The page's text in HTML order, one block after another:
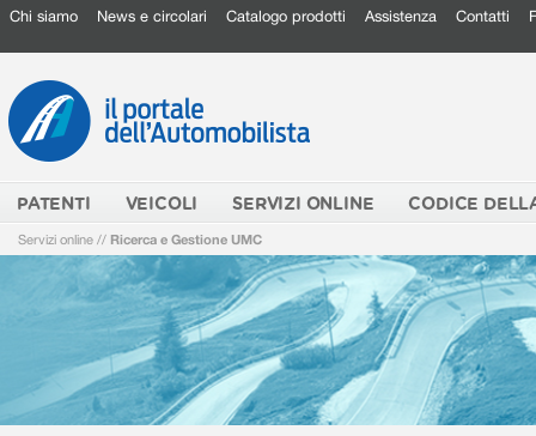
Chi siamo News e circolari Catalogo prodotti Assistenza Contatti
PATENTI VEICOLI SERVIZI ONLINE CODICE
Servizi online // Ricerca e Gestione UMC